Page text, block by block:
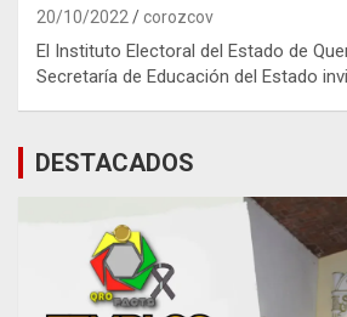
20/10/2022 corozcov
El Instituto Electoral del Estado de
Secretaría de Educación del Estado
DESTACADOS